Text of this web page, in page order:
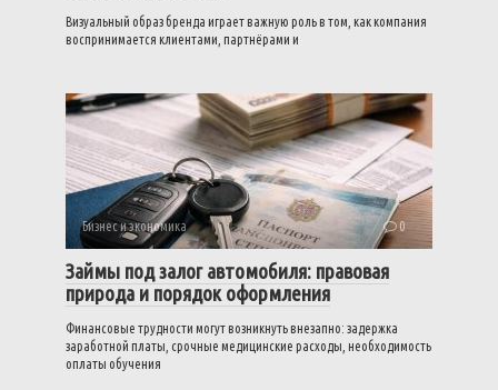
Визуальный образ бренда играет важную роль в том, как компания
воспринимается клиентами, партнёрами и
Бизнес и экономика 0
Займы под залог автомобиля: правовая
природа и порядок оформления
Финансовые трудности могут возникнуть внезапно: задержка
заработной платы, срочные медицинские расходы, необходимость
оплаты обучения